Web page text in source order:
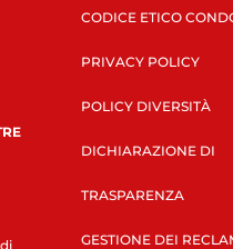
CODICE ETICO
PRIVACY POLICY
POLICY DIVERSITÀ
DICHIARAZIONE DI
TRASPARENZA
GESTIONE DEI